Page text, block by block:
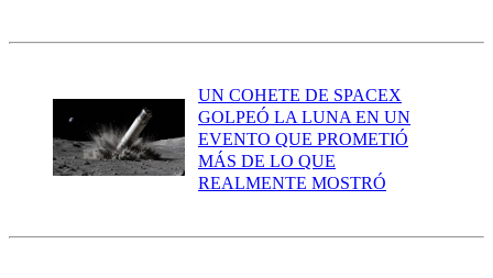
UN COHETE DE SPACEX
GOLPEÓ LA LUNA EN UN
EVENTO QUE PROMETIÓ
MÁS DE LO QUE
REALMENTE MOSTRÓ